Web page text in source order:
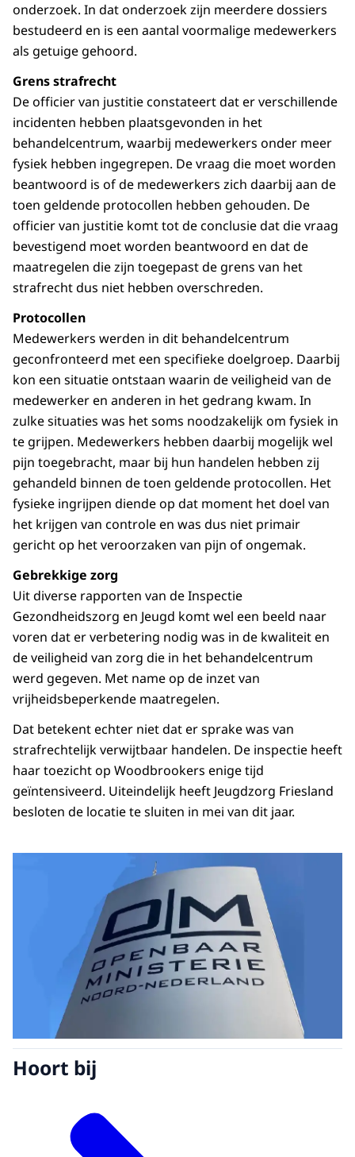
onderzoek. In dat onderzoek zijn meerdere dossiers
bestudeerd en is een aantal voormalige medewerkers
als getuige gehoord.
Grens strafrecht
De officier van justitie constateert dat er verschillende
incidenten hebben plaatsgevonden in het
behandelcentrum, waarbij medewerkers onder meer
fysiek hebben ingegrepen. De vraag die moet worden
beantwoord is of de medewerkers zich daarbij aan de
toen geldende protocollen hebben gehouden. De
officier van justitie komt tot de conclusie dat die vraag
bevestigend moet worden beantwoord en dat de
maatregelen die zijn toegepast de grens van het
strafrecht dus niet hebben overschreden.
Protocollen
Medewerkers werden in dit behandelcentrum
geconfronteerd met een specifieke doelgroep. Daarbij
kon een situatie ontstaan waarin de veiligheid van de
medewerker en anderen in het gedrang kwam. In
zulke situaties was het soms noodzakelijk om fysiek in
te grijpen. Medewerkers hebben daarbij mogelijk wel
pijn toegebracht, maar bij hun handelen hebben zij
gehandeld binnen de toen geldende protocollen. Het
fysieke ingrijpen diende op dat moment het doel van
het krijgen van controle en was dus niet primair
gericht op het veroorzaken van pijn of ongemak.
Gebrekkige zorg
Uit diverse rapporten van de Inspectie
Gezondheidszorg en Jeugd komt wel een beeld naar
voren dat er verbetering nodig was in de kwaliteit en
de veiligheid van zorg die in het behandelcentrum
werd gegeven. Met name op de inzet van
vrijheidsbeperkende maatregelen.
Dat betekent echter niet dat er sprake was van
strafrechtelijk verwijtbaar handelen. De inspectie heeft
haar toezicht op Woodbrookers enige tijd
geïntensiveerd. Uiteindelijk heeft Jeugdzorg Friesland
besloten de locatie te sluiten in mei van dit jaar.
Hoort bij